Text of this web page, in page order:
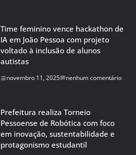
Time feminino vence hackathon de
IA em João Pessoa com projeto
voltado à inclusão de alunos
autistas
novembro 11, 2025 nenhum comentário
Prefeitura realiza Torneio
Pessoense de Robótica com foco
em inovação, sustentabilidade e
protagonismo estudantil